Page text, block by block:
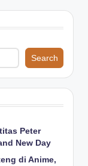
Search
Peter
New Day
di Anime,